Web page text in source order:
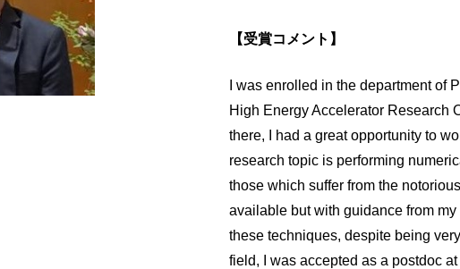
【受賞コメント】
I was enrolled in the department of
High Energy Accelerator Research
there, I had a great opportunity to
research topic is performing
those which suffer from the
available but with guidance from
these techniques, despite being
field, I was accepted as a postdoc